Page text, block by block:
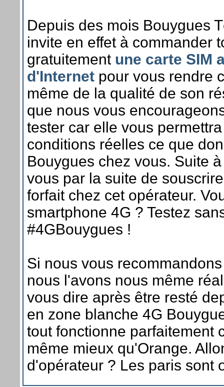
Depuis des mois Bouygues
invite en effet à commander
gratuitement une carte SIM
d'Internet pour vous rendre
même de la qualité de son
que nous vous
tester car elle vous
conditions réelles ce que
Bouygues chez vous. Suite
vous par la suite de
forfait chez cet opérateur.
smartphone 4G ? Testez
#4GBouygues !
Si nous vous
nous l'avons nous même
vous dire après être resté
en zone blanche 4G
tout fonctionne parfaitement
même mieux qu'Orange.
d'opérateur ? Les paris sont